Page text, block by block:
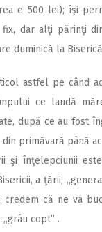
e 500 lei); îşi
dar alţi părinţi
duminică la
astfel pe când
ce laudă
după ce au fost
primăvară până
şi înţelepciunii
a ţării,
credem că ne va
copt” .